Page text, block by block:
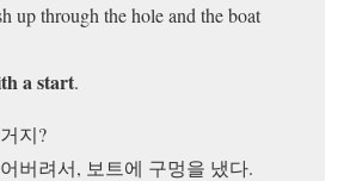
up through the hole and the boat
a start.
지?
버려서, 보트에 구멍을 냈다.